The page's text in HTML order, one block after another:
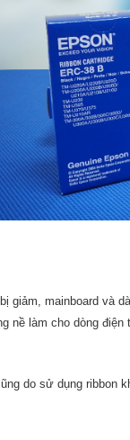
giảm, mainboard và
nề làm cho dòng
do sử dụng ribbon